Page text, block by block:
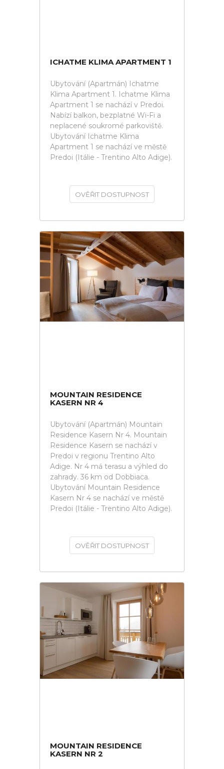
ICHATME KLIMA APARTMENT 1
Ubytování (Apartmán) Ichatme
Klima Apartment 1. Ichatme Klima
Apartment 1 se nachází v Predoi.
Nabízí balkon, bezplatné Wi-Fi a
neplacené soukromé parkoviště.
Ubytování Ichatme Klima
Apartment 1 se nachází ve městě
Predoi (Itálie - Trentino Alto Adige).
OVĚŘIT DOSTUPNOST
MOUNTAIN RESIDENCE
KASERN NR 4
Ubytování (Apartmán) Mountain
Residence Kasern Nr 4. Mountain
Residence Kasern se nachází v
Predoi v regionu Trentino Alto
Adige. Nr 4 má terasu a výhled do
zahrady. 36 km od Dobbiaca.
Ubytování Mountain Residence
Kasern Nr 4 se nachází ve městě
Predoi (Itálie - Trentino Alto Adige).
OVĚŘIT DOSTUPNOST
MOUNTAIN RESIDENCE
KASERN NR 2